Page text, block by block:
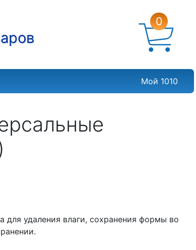
0
Мой 1010
для удаления влаги, сохранения формы во